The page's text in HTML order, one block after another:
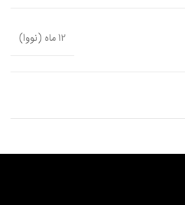
12 ماه (نووا)